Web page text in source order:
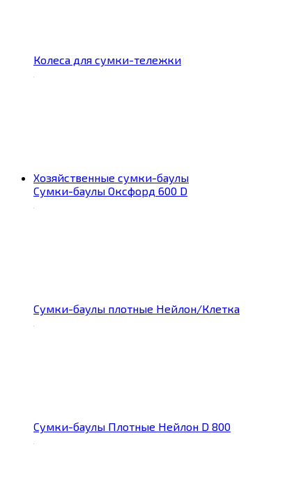
Колеса для сумки-тележки
Хозяйственные сумки-баулы
Сумки-баулы Оксфорд 600 D
Сумки-баулы плотные Нейлон/Клетка
Сумки-баулы Плотные Нейлон D 800